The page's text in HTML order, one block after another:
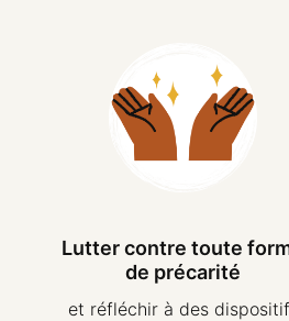
Lutter contre toute
de précarité
et réfléchir à des